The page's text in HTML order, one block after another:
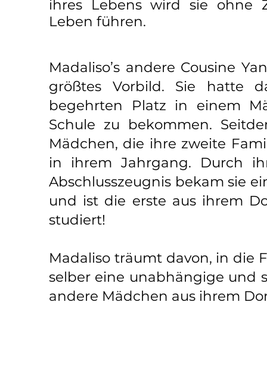
ihres Lebens wird sie ohne
Leben führen.
Madaliso’s andere Cousine
größtes Vorbild. Sie hatte
begehrten Platz in einem
Schule zu bekommen.
Mädchen, die ihre zweite
in ihrem Jahrgang. Durch
Abschlusszeugnis bekam sie
und ist die erste aus ihrem
studiert!
Madaliso träumt davon, in die
selber eine unabhängige und
andere Mädchen aus ihrem